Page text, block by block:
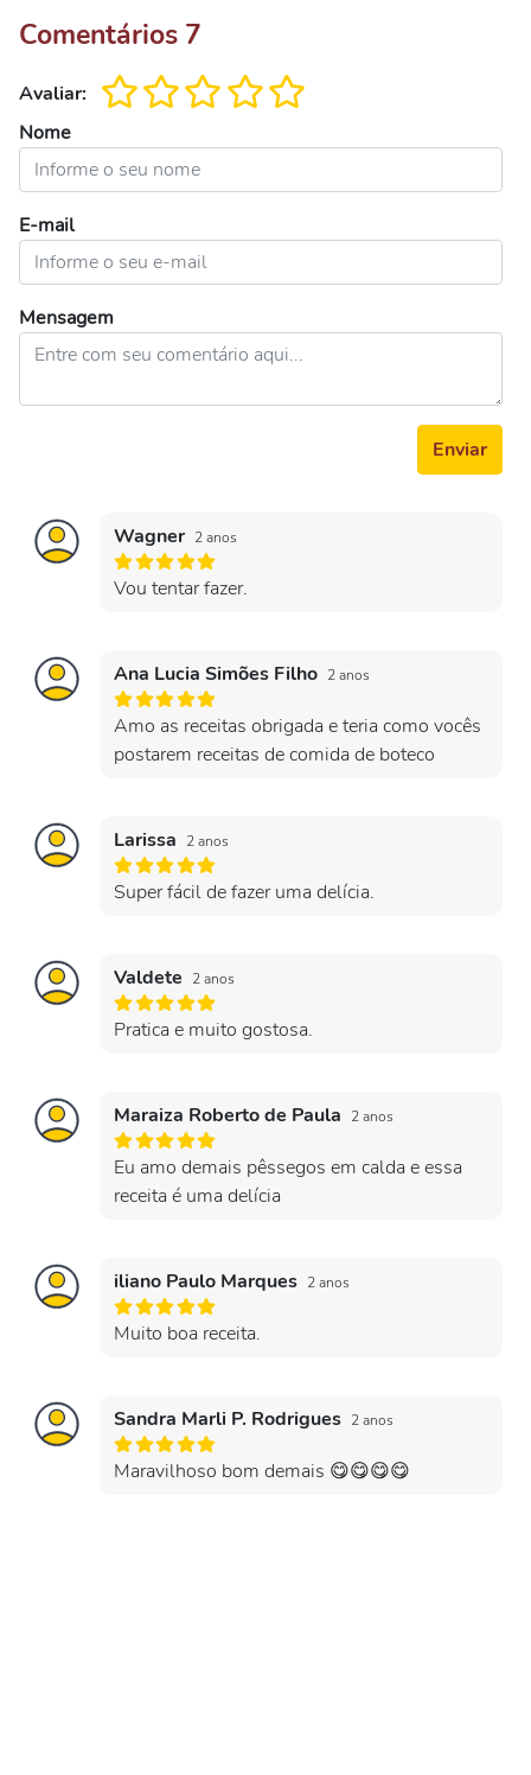
Comentários 7
Avaliar:
Nome
E-mail
Mensagem
Enviar
Wagner 2 anos
Vou tentar fazer.
Ana Lucia Simões Filho 2 anos
Amo as receitas obrigada e teria como vocês
postarem receitas de comida de boteco
Larissa 2 anos
Super fácil de fazer uma delícia.
Valdete 2 anos
Pratica e muito gostosa.
Maraiza Roberto de Paula 2 anos
Eu amo demais pêssegos em calda e essa
receita é uma delícia
iliano Paulo Marques 2 anos
Muito boa receita.
Sandra Marli P. Rodrigues 2 anos
Maravilhoso bom demais 😋😋😋😋